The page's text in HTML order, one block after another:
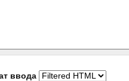
ввода